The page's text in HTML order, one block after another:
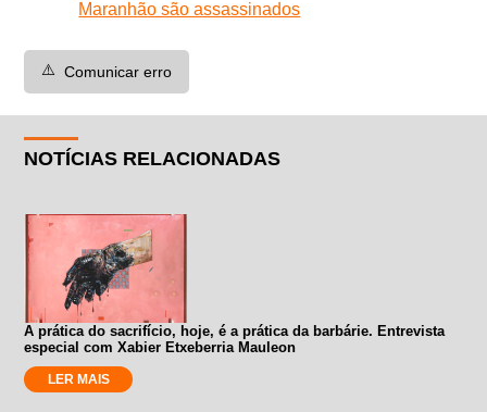
Maranhão são assassinados
⚠️ Comunicar erro
NOTÍCIAS RELACIONADAS
A prática do sacrifício, hoje, é a prática da barbárie. Entrevista
especial com Xabier Etxeberria Mauleon
LER MAIS